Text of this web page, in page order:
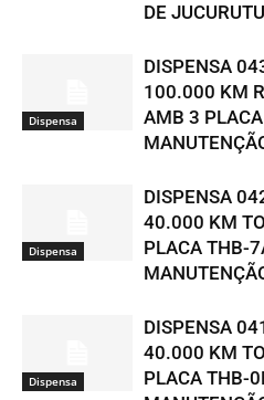
DE
Dispensa
DISPENSA
100.000 KM
AMB 3
Dispensa
DISPENSA
40.000 KM
PLACA THB-
Dispensa
DISPENSA
40.000 KM
PLACA THB-